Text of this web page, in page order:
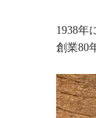
1938年
創業80